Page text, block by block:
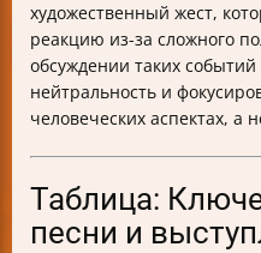
художественный жест,
реакцию из-за сложного
обсуждении таких
нейтральность и
человеческих аспектах, а
Таблица:
песни и